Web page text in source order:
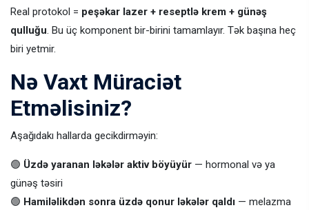
Real protokol = peşəkar lazer + reseptlə krem + günəş
qulluğu . Bu üç komponent bir-birini tamamlayır. Tək başına heç
biri yetmir.
Nə Vaxt Müraciət
Etməlisiniz?
Aşağıdakı hallarda gecikdirməyin:
🟢 Üzdə yaranan ləkələr aktiv böyüyür — hormonal və ya
günəş təsiri
🟢 Hamiləlikdən sonra üzdə qonur ləkələr qaldı — melazma